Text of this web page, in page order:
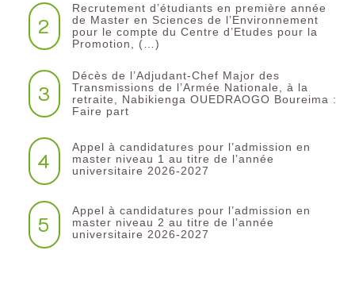
2
Recrutement d’étudiants en première année
de Master en Sciences de l’Environnement
pour le compte du Centre d’Etudes pour la
Promotion, (…)
3
Décès de l’Adjudant-Chef Major des
Transmissions de l’Armée Nationale, à la
retraite, Nabikienga OUEDRAOGO Boureima :
Faire part
4
Appel à candidatures pour l’admission en
master niveau 1 au titre de l’année
universitaire 2026-2027
5
Appel à candidatures pour l’admission en
master niveau 2 au titre de l’année
universitaire 2026-2027